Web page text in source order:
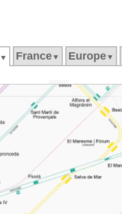
▼ France ▼ Europe ▼